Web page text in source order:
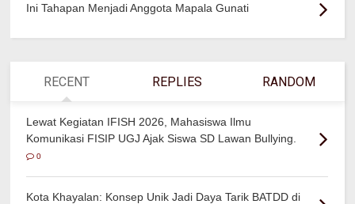
Ini Tahapan Menjadi Anggota Mapala Gunati
RECENT REPLIES RANDOM
Lewat Kegiatan IFISH 2026, Mahasiswa Ilmu
Komunikasi FISIP UGJ Ajak Siswa SD Lawan Bullying.
0
Kota Khayalan: Konsep Unik Jadi Daya Tarik BATDD di